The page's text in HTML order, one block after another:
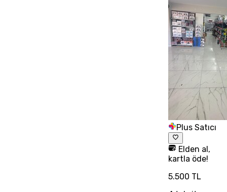
Plus Satıcı
Elden al,
kartla öde!
5.500 TL